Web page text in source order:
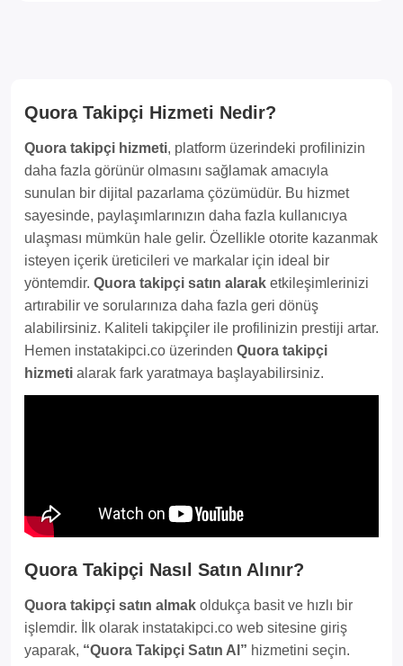
Quora Takipçi Hizmeti Nedir?
Quora takipçi hizmeti, platform üzerindeki profilinizin
daha fazla görünür olmasını sağlamak amacıyla
sunulan bir dijital pazarlama çözümüdür. Bu hizmet
sayesinde, paylaşımlarınızın daha fazla kullanıcıya
ulaşması mümkün hale gelir. Özellikle otorite kazanmak
isteyen içerik üreticileri ve markalar için ideal bir
yöntemdir. Quora takipçi satın alarak etkileşimlerinizi
artırabilir ve sorularınıza daha fazla geri dönüş
alabilirsiniz. Kaliteli takipçiler ile profilinizin prestiji artar.
Hemen instatakipci.co üzerinden Quora takipçi
hizmeti alarak fark yaratmaya başlayabilirsiniz.
Quora Takipçi Nasıl Satın Alınır?
Quora takipçi satın almak oldukça basit ve hızlı bir
işlemdir. İlk olarak instatakipci.co web sitesine giriş
yaparak, “Quora Takipçi Satın Al” hizmetini seçin.